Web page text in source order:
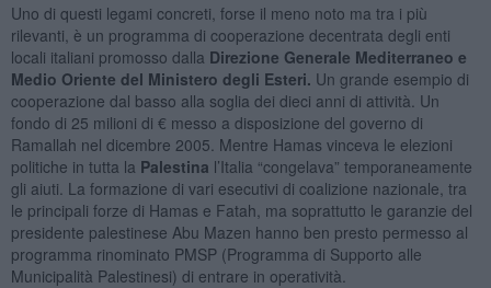
Uno di questi legami concreti, forse il meno noto ma tra i più
rilevanti, è un programma di cooperazione decentrata degli enti
locali italiani promosso dalla Direzione Generale Mediterraneo e
Medio Oriente del Ministero degli Esteri. Un grande esempio di
cooperazione dal basso alla soglia dei dieci anni di attività. Un
fondo di 25 milioni di € messo a disposizione del governo di
Ramallah nel dicembre 2005. Mentre Hamas vinceva le elezioni
politiche in tutta la Palestina l’Italia “congelava” temporaneamente
gli aiuti. La formazione di vari esecutivi di coalizione nazionale, tra
le principali forze di Hamas e Fatah, ma soprattutto le garanzie del
presidente palestinese Abu Mazen hanno ben presto permesso al
programma rinominato PMSP (Programma di Supporto alle
Municipalità Palestinesi) di entrare in operatività.